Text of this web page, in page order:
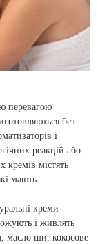
перевагою
без
і
реакцій або
кремів містять
мають
креми
і живлять
масло ши, кокосове